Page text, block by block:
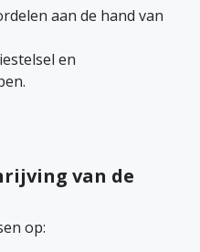
aan de hand van
en
van de
op: